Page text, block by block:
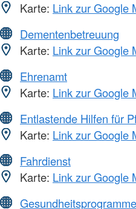
Karte: Link zur Google
Dementenbetreuung
Karte: Link zur Google
Ehrenamt
Karte: Link zur Google
Entlastende Hilfen für
Karte: Link zur Google
Fahrdienst
Karte: Link zur Google
Gesundheitsprogramme